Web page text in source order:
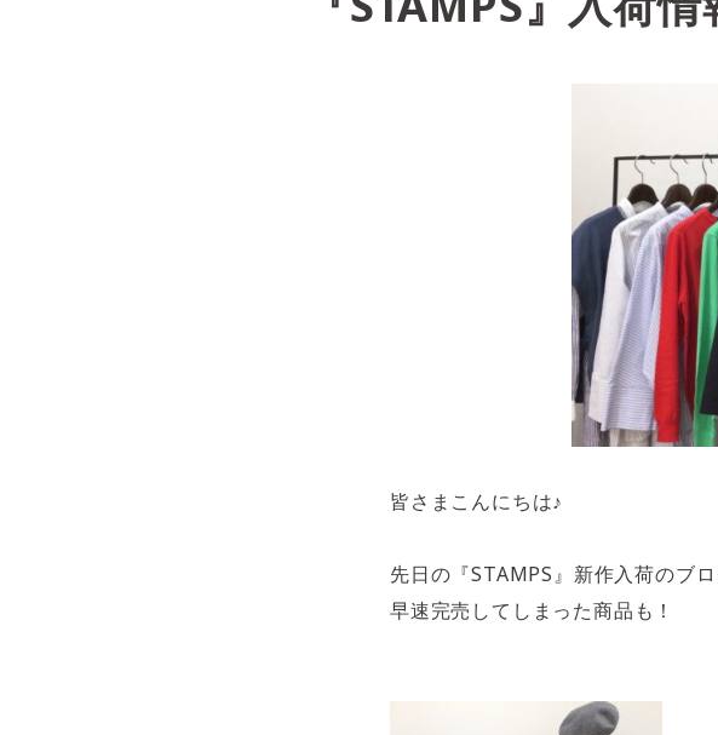
皆さまこんにちは♪
先日の『STAMPS』新作入荷のブ
早速完売してしまった商品も！